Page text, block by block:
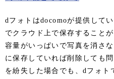
dフォトはdocomoが提供して
でクラウド上で保存すること
容量がいっぱいで写真を消さ
に保存していれば削除しても
を紛失した場合でも、dフォト